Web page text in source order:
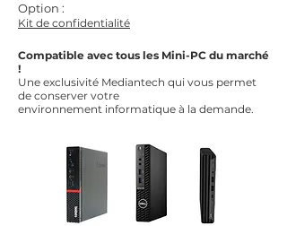
Option :
Kit de confidentialité
Compatible avec tous les Mini-PC du marché
!
Une exclusivité Mediantech qui vous permet
de conserver votre
environnement informatique à la demande.